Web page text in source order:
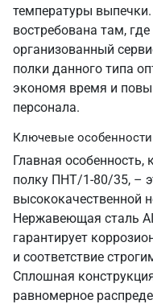
температуры
востребована там,
организованный
полки данного типа
экономя время и
персонала.
Ключевые особенности
Главная особенность,
полку ПНТ/1-80/35, –
высококачественной
Нержавеющая сталь
гарантирует
и соответствие
Сплошная
равномерное